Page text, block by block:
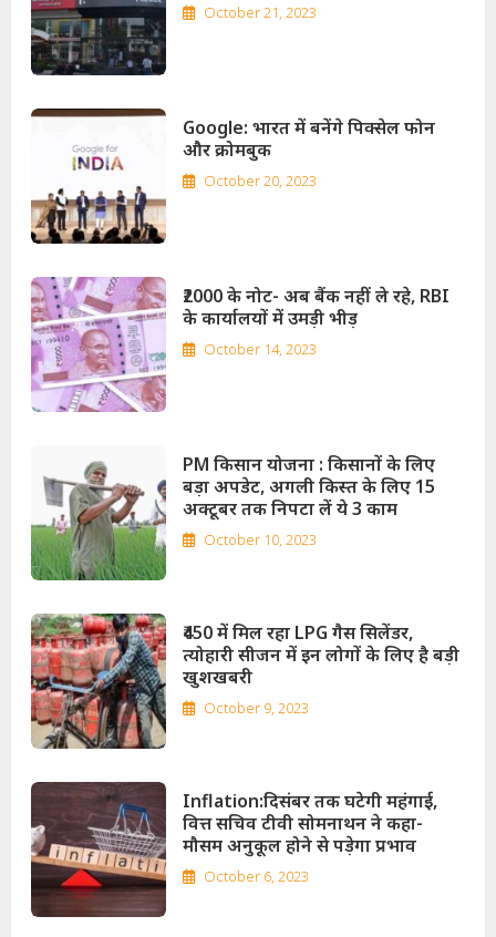
October 21, 2023
Google: भारत में बनेंगे पिक्सेल फोन
और क्रोमबुक
October 20, 2023
₹2000 के नोट- अब बैंक नहीं ले रहे, RBI
के कार्यालयों में उमड़ी भीड़
October 14, 2023
PM किसान योजना : किसानों के लिए
बड़ा अपडेट, अगली किस्त के लिए 15
अक्टूबर तक निपटा लें ये 3 काम
October 10, 2023
₹450 में मिल रहा LPG गैस सिलेंडर,
त्योहारी सीजन में इन लोगों के लिए है बड़ी
खुशखबरी
October 9, 2023
Inflation:दिसंबर तक घटेगी महंगाई,
वित्त सचिव टीवी सोमनाथन ने कहा-
मौसम अनुकूल होने से पड़ेगा प्रभाव
October 6, 2023